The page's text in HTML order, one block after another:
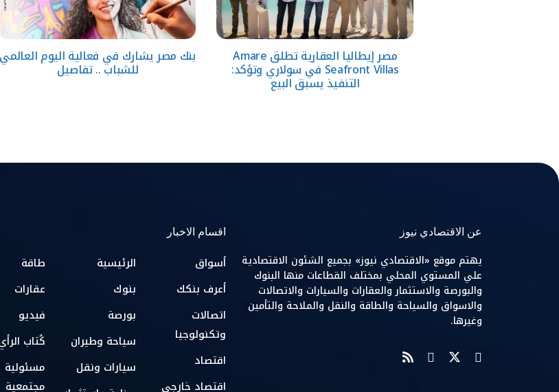
مصر إيطاليا العقارية تطلق Amare
Seafront Villas في سولاري وتؤكد:
التنفيذ يسبق البيع
بنك مصر يشارك في فعالية اليوم العالمي
للشباب .. تفاصيل
عن الاقتصادي نيوز
يهتم موقع «الاقتصادي نيوز» بجميع الشئون الاقتصادية
علي المستوي المحلي بمختلف القطاعات منها البنوك
والبورصة والاستثمار والعقارات والسيارات والاتصالات
والاسواق والسياحة والطاقة والنقل والملاحة والتأمين
وغيرها.
اقسام الاخبار
أسواق
أعرف بنكك
اتصالات
وتكنولوجيا
اقتصاد
اقتصاد خارجي
الرئيسية
بنوك
بورصة
سياحة وطيران
سيارات ونقل
طاقة
عقارات
فيديو
كُتاب
مسئولية
مجتمعية